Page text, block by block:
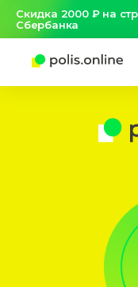
Скидка 2000 ₽ на
Сбербанка